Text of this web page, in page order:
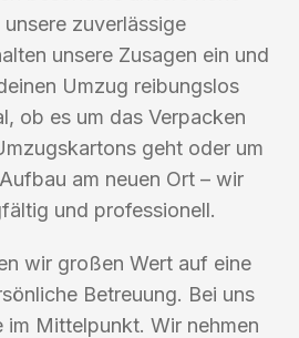
zuverlässige
unsere Zusagen ein und
Umzug reibungslos
ob es um das Verpacken
geht oder um
am neuen Ort – wir
und professionell.
wir großen Wert auf eine
Betreuung. Bei uns
im Mittelpunkt. Wir nehmen